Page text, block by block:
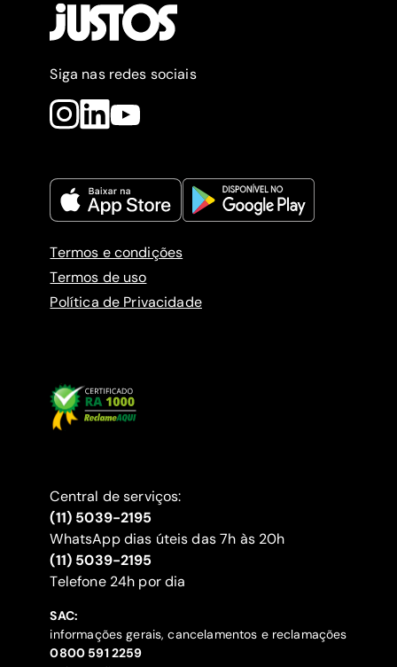
Siga nas redes sociais
Termos e condições
Termos de uso
Política de Privacidade
Central de serviços:
(11) 5039-2195
WhatsApp dias úteis das 7h às 20h
(11) 5039-2195
‍Telefone 24h por dia
SAC:
informações gerais, cancelamentos e reclamações
‍0800 591 2259